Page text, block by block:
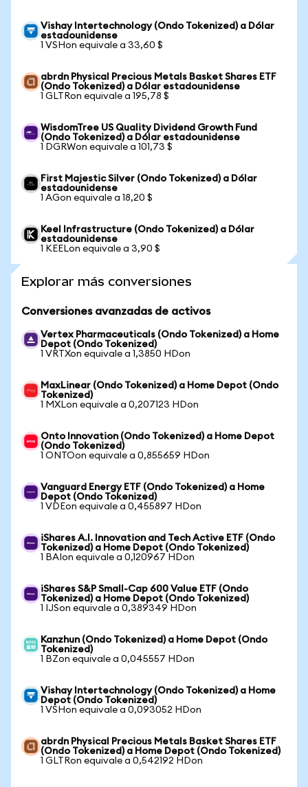
Vishay Intertechnology (Ondo Tokenized) a Dólar
estadounidense
1 VSHon equivale a 33,60 $
abrdn Physical Precious Metals Basket Shares ETF
(Ondo Tokenized) a Dólar estadounidense
1 GLTRon equivale a 195,78 $
WisdomTree US Quality Dividend Growth Fund
(Ondo Tokenized) a Dólar estadounidense
1 DGRWon equivale a 101,73 $
First Majestic Silver (Ondo Tokenized) a Dólar
estadounidense
1 AGon equivale a 18,20 $
Keel Infrastructure (Ondo Tokenized) a Dólar
estadounidense
1 KEELon equivale a 3,90 $
Explorar más conversiones
Conversiones avanzadas de activos
Vertex Pharmaceuticals (Ondo Tokenized) a Home
Depot (Ondo Tokenized)
1 VRTXon equivale a 1,3850 HDon
MaxLinear (Ondo Tokenized) a Home Depot (Ondo
Tokenized)
1 MXLon equivale a 0,207123 HDon
Onto Innovation (Ondo Tokenized) a Home Depot
(Ondo Tokenized)
1 ONTOon equivale a 0,855659 HDon
Vanguard Energy ETF (Ondo Tokenized) a Home
Depot (Ondo Tokenized)
1 VDEon equivale a 0,455897 HDon
iShares A.I. Innovation and Tech Active ETF (Ondo
Tokenized) a Home Depot (Ondo Tokenized)
1 BAIon equivale a 0,120967 HDon
iShares S&P Small-Cap 600 Value ETF (Ondo
Tokenized) a Home Depot (Ondo Tokenized)
1 IJSon equivale a 0,389349 HDon
Kanzhun (Ondo Tokenized) a Home Depot (Ondo
Tokenized)
1 BZon equivale a 0,045557 HDon
Vishay Intertechnology (Ondo Tokenized) a Home
Depot (Ondo Tokenized)
1 VSHon equivale a 0,093052 HDon
abrdn Physical Precious Metals Basket Shares ETF
(Ondo Tokenized) a Home Depot (Ondo Tokenized)
1 GLTRon equivale a 0,542192 HDon